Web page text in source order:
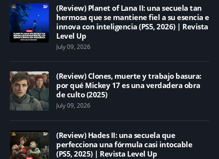
(Review) Planet of Lana II: una secuela tan
hermosa que se mantiene fiel a su esencia e
innova con inteligencia (PS5, 2026) | Revista
Level Up
July 09, 2026
(Review) Clones, muerte y trabajo basura:
por qué Mickey 17 es una verdadera obra
de culto (2025)
July 09, 2026
(Review) Hades II: una secuela que
perfecciona una fórmula casi intocable
(PS5, 2025) | Revista Level Up